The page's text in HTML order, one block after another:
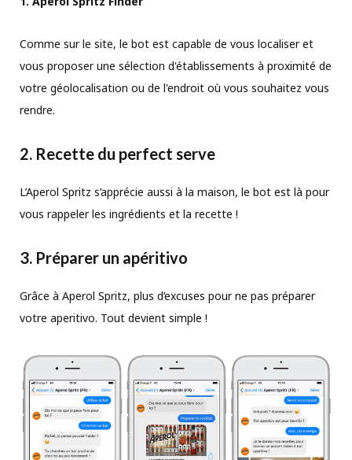
Comme sur le site, le bot est capable de vous localiser et
vous proposer une sélection d'établissements à proximité de
votre géolocalisation ou de l'endroit où vous souhaitez vous
rendre.
2. Recette du perfect serve
L’Aperol Spritz s’apprécie aussi à la maison, le bot est là pour
vous rappeler les ingrédients et la recette !
3. Préparer un apéritivo
Grâce à Aperol Spritz, plus d’excuses pour ne pas préparer
votre aperitivo. Tout devient simple !